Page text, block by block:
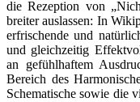
die Rezeption von
breiter auslassen: In
erfrischende und
und gleichzeitig
an gefühlhaftem
Bereich des
Schematische sowie die